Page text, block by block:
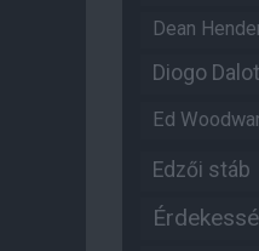
Dean
Diogo Dalot
Ed
Edzői stáb